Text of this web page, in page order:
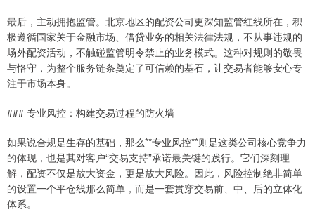
最后，主动拥抱监管。北京地区的配资公司更深知监管红线所在，积
极遵循国家关于金融市场、借贷业务的相关法律法规，不从事违规的
场外配资活动，不触碰监管明令禁止的业务模式。这种对规则的敬畏
与恪守，为整个服务链条奠定了可信赖的基石，让交易者能够安心专
注于市场本身。
### 专业风控：构建交易过程的防火墙
如果说合规是生存的基础，那么**专业风控**则是这类公司核心竞争力
的体现，也是其对客户“交易支持”承诺最关键的践行。它们深刻理
解，配资不仅是放大资金，更是放大风险。因此，风险控制绝非简单
的设置一个平仓线那么简单，而是一套贯穿交易前、中、后的立体化
体系。